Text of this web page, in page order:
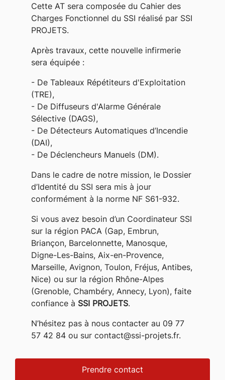
Cette AT sera composée du Cahier des
Charges Fonctionnel du SSI réalisé par SSI
PROJETS.
Après travaux, cette nouvelle infirmerie
sera équipée :
- De Tableaux Répétiteurs d'Exploitation
(TRE),
- De Diffuseurs d'Alarme Générale
Sélective (DAGS),
- De Détecteurs Automatiques d’Incendie
(DAI),
- De Déclencheurs Manuels (DM).
Dans le cadre de notre mission, le Dossier
d’Identité du SSI sera mis à jour
conformément à la norme NF S61-932.
Si vous avez besoin d’un Coordinateur SSI
sur la région PACA (Gap, Embrun,
Briançon, Barcelonnette, Manosque,
Digne-Les-Bains, Aix-en-Provence,
Marseille, Avignon, Toulon, Fréjus, Antibes,
Nice) ou sur la région Rhône-Alpes
(Grenoble, Chambéry, Annecy, Lyon), faite
confiance à SSI PROJETS.
N’hésitez pas à nous contacter au 09 77
57 42 84 ou sur contact@ssi-projets.fr.
Prendre contact